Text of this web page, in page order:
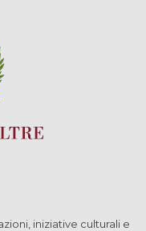
iniziative culturali e